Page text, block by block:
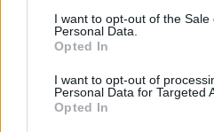
I want to opt-out of the Sale
Personal Data.
Opted In
I want to opt-out of
Personal Data for Targeted
Opted In
gyűjtemények árverezése.
a tárgyfelvétel folyamatos.
GALÉRIA TOVÁBBI